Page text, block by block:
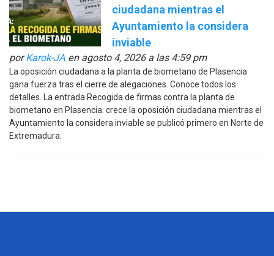
ciudadana mientras el
Ayuntamiento la considera
inviable
porKarok-JA en agosto 4, 2026 a las 4:59 pm
La oposición ciudadana a la planta de biometano de Plasencia
gana fuerza tras el cierre de alegaciones. Conoce todos los
detalles. La entrada Recogida de firmas contra la planta de
biometano en Plasencia: crece la oposición ciudadana mientras el
Ayuntamiento la considera inviable se publicó primero en Norte de
Extremadura.